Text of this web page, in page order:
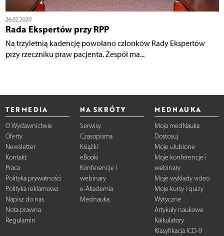
26.02.2020
Rada Ekspertów przy RPP
Na trzyletnią kadencję powołano członków Rady Ekspertów
przy rzeczniku praw pacjenta. Zespół ma...
TERMEDIA
O Wydawnictwie
Oferty
Newsletter
Kontakt
Praca
Polityka prywatności
Polityka reklamowa
Napisz do nas
Nota prawna
Regulamin
NA SKRÓTY
Serwisy
Czasopisma
Książki
eBooki
Konferencje i
webinary
e-Akademia
Mednauka
MEDNAUKA
Moja medNauka
Dostosuj
Moje ulubione
Moje konferencje i
webinary
Moje wykłady video
Moje kursy i quizy
Wytyczne
Artykuły naukowe
Kalkulatory
Klasyfikacja ICD-9